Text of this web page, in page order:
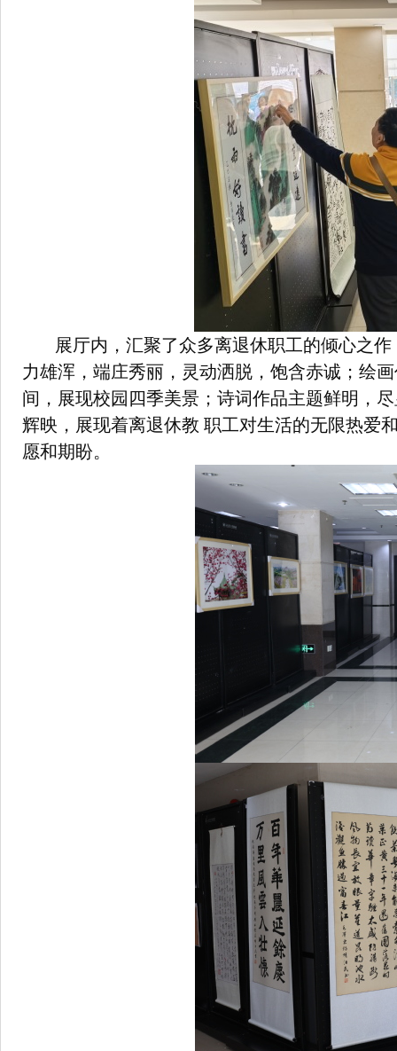
展厅内，汇聚了众多离退休职工的倾心之
力雄浑，端庄秀丽，灵动洒脱，饱含赤诚；绘
间，展现校园四季美景；诗词作品主题鲜明，
辉映，展现着离退休教 职工对生活的无限热爱
愿和期盼。